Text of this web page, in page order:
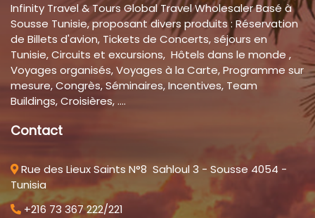
Infinity Travel & Tours Global Travel Wholesaler Basé à
Sousse Tunisie, proposant divers produits : Réservation
de Billets d'avion, Tickets de Concerts, séjours en
Tunisie, Circuits et excursions, Hôtels dans le monde ,
Voyages organisés, Voyages à la Carte, Programme sur
mesure, Congrès, Séminaires, Incentives, Team
Buildings, Croisières, ....
Contact
Rue des Lieux Saints N°8 Sahloul 3 - Sousse 4054 -
Tunisia
+216 73 367 222/221